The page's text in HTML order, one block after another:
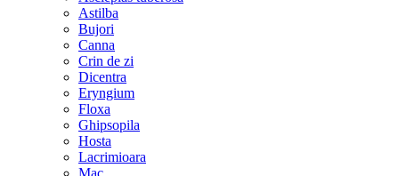
Astilba
Bujori
Canna
Crin de zi
Dicentra
Eryngium
Floxa
Ghipsopila
Hosta
Lacrimioara
Mac